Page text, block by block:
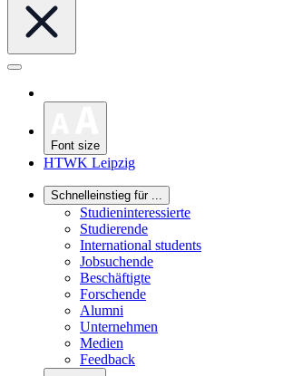
Font size
HTWK Leipzig
Schnelleinstieg für ...
Studieninteressierte
Studierende
International students
Jobsuchende
Beschäftigte
Forschende
Alumni
Unternehmen
Medien
Feedback